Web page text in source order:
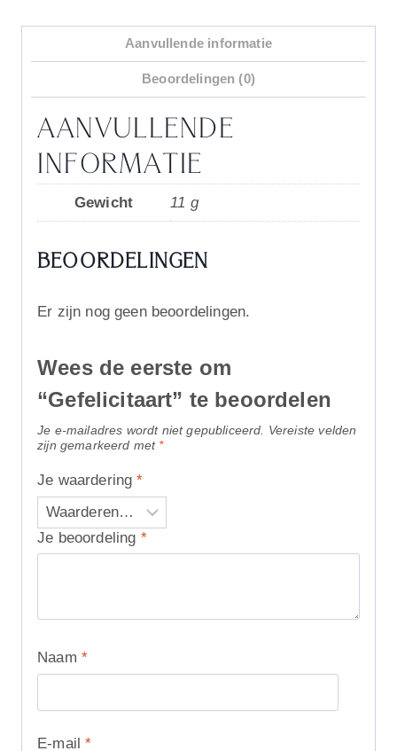
Aanvullende informatie
Beoordelingen (0)
AANVULLENDE
INFORMATIE
Gewicht 11 g
BEOORDELINGEN
Er zijn nog geen beoordelingen.
Wees de eerste om
“Gefelicitaart” te beoordelen
Je e-mailadres wordt niet gepubliceerd.
Vereiste velden
zijn gemarkeerd met *
Je waardering*
Je beoordeling *
Naam *
E-mail*